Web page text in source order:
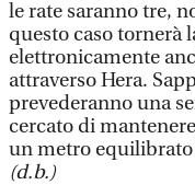
le rate saranno tre,
questo caso tornerà
elettronicamente
attraverso Hera.
prevederanno una
cercato di
un metro
(d.b.)